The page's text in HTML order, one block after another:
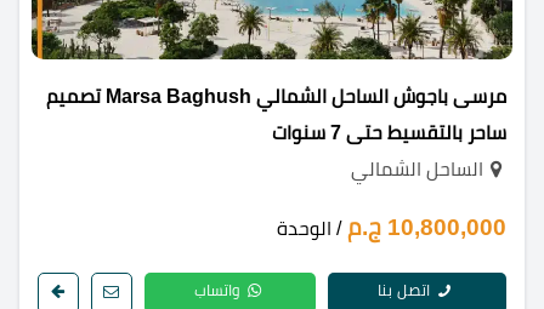
مرسى باجوش الساحل الشمالي Marsa Baghush تصميم
ساحر بالتقسيط حتى 7 سنوات
الساحل الشمالي
10,800,000 ج.م / الوحدة
اتصل بنا واتساب